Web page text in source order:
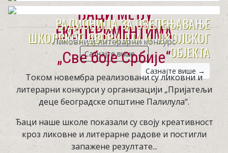
ЂАЦИ МЕЂУ
ЕКСПЕРИМЕНТИМА
Сазнајте више →
РАДИОНИЦA ЗА ОЗЕЛЕЊАВАЊЕ
ШКОЛСКОГ ДВОРИШТА И ШКОЛСКОГ
ОБЈЕКТА
Сазнајте више →
Ликовни и литерарни конкурс
„Све боје Србије“
Током новембра реализовани су ликовни и
литерарни конкурси у организацији „Пријатељи
деце београдске општине Палилула“.
Ђаци наше школе показали су своју креативност
кроз ликовне и литерарне радове и постигли
запажене резултате...